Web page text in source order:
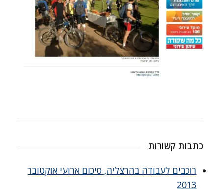
כתבות קשורות
רוכבים לעבודה בהרצליה, סיכום ארועי אוקטובר
2013